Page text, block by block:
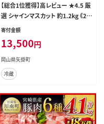
【総合1位獲得】高レビュー ★4.5 厳
選 シャインマスカット 約1.2kg 《202
6年9月上旬-11月中旬頃に出荷予定
どう シャインマスカット ブドウ フル
ーツ 大粒 ランキング 1位 厳選 シャ
インマスカット 先行予約 岡山県産
シャインマスカット 訳あり シャインマ
マスカット シャインマスカット シャイ
ンマスカット シャインマスカット シャ
インマスカット ---ofn_cwsmx_ae9
寄付金額
13,500円
岡山県矢掛町
冷蔵